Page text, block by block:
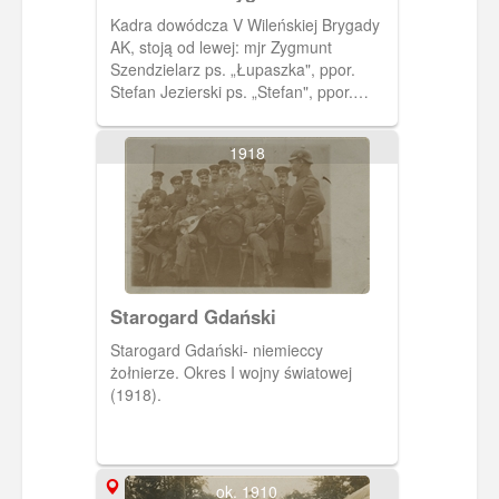
Krajowej
Kadra dowódcza V Wileńskiej Brygady
AK, stoją od lewej: mjr Zygmunt
Szendzielarz ps. „Łupaszka", ppor.
Stefan Jezierski ps. „Stefan", ppor.
Zygmunt Błażejewicz ps. „Zygmunt",
ppor. Lucjan Minkiewicz ps. „Wiktor”,
ppor. Jan Zaleski ps. „Zaja". W tle
widoczne drzewa oraz inni żołnierze
brygady (1945 -1946 r.) Zakaz
kopiowania, zasób dostępny w zbiorach
IPN, sygnatura: IPNBU-3-3-6-2
1918
Starogard Gdański
Starogard Gdański- niemieccy
żołnierze. Okres I wojny światowej
(1918).
ok. 1910